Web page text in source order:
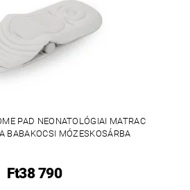
PAD NEONATOLÓGIAI MATRAC
BABAKOCSI MÓZESKOSÁRBA
Ft38 790